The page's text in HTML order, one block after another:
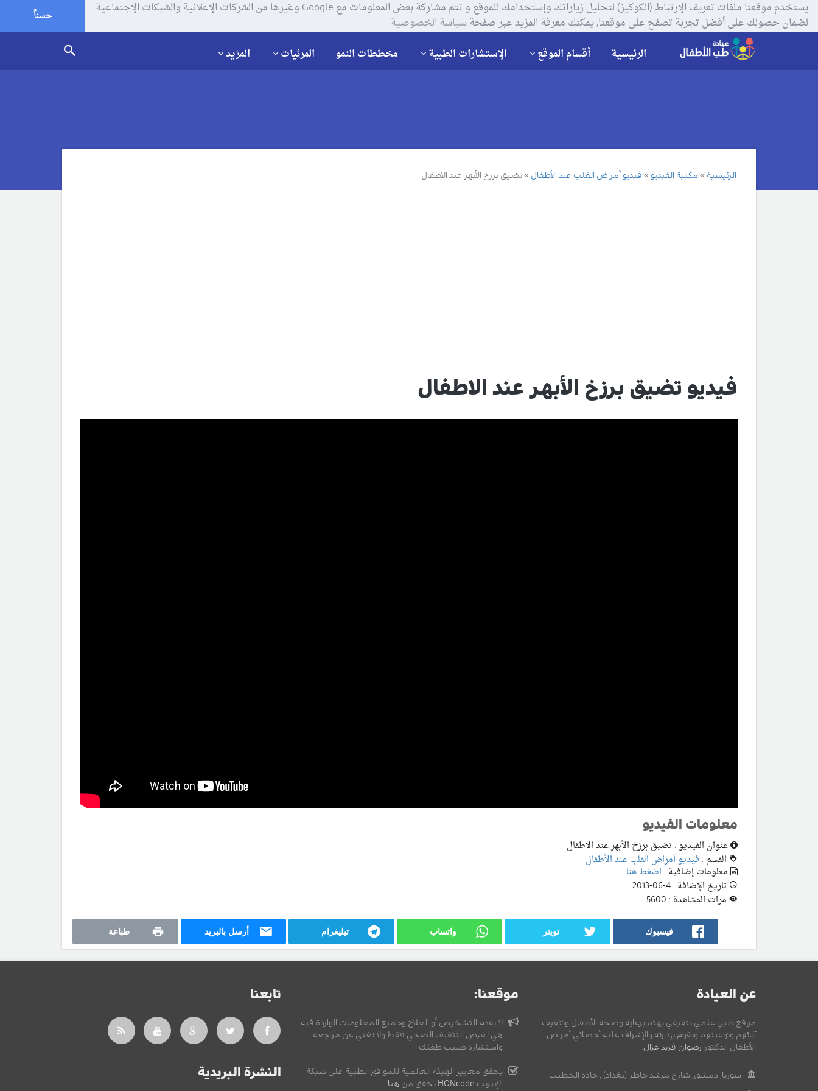
يستخدم موقعنا ملفات تعريف الإرتباط (الكوكيز) لتحليل زياراتك وإستخدامك للموقع و تتم مشاركة بعض المعلومات مع Google وغيرها من الشركات الإعلانية والشبكات الإجتماعية
لضمان حصولك على أفضل تجربة تصفح على موقعنا, يمكنك معرفة المزيد عبر صفحةسياسة الخصوصية حسناً
الرئيسية أقسام الموقع الإستشارات الطبية مخططات النمو المرئيات المزيد
الرئيسية مكتبة الفيديو فيديو أمراض القلب عند الأطفال تضيق برزخ الأبهر عند الاطفال
فيديو تضيق برزخ الأبهر عند الاطفال
معلومات الفيديو
عنوان الفيديو : تضيق برزخ الأبهر عند الاطفال
القسم : فيديو أمراض القلب عند الأطفال
معلومات إضافية : اضغط هنا
تاريخ الإضافة : 4-06-2013
مرات المشاهدة : 5600
فيسبوك تويتر واتساب تيليغرام أرسل بالبريد طباعة
عن العيادة
موقع طبي علمي تثقيفي يهتم برعاية وصحة الأطفال وتثقيف
آبائهم وتوعيتهم ويقوم بإدارته والإشراف عليه أخصائي أمراض
الأطفال الدكتور رضوان فريد غزال.
سوريا, دمشق, شارع مرشد خاطر (بغداد) , جادة الخطيب.
موقعنا:
لا يقدم التشخيص أو العلاج وجميع المعلومات الواردة فيه
هي لغرض التثقيف الصحي فقط ولا تغني عن مراجعة
واستشارة طبيب طفلك.
يحقق معايير الهيئة العالمية للمواقع الطبية على شبكة
الإنترنت HONcode تحقق من هنا
تابعنا
النشرة البريدية